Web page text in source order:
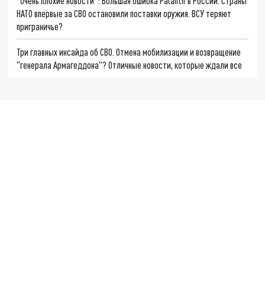
НАТО впервые за СВО остановили поставки оружия. ВСУ теряют
приграничье?
Три главных инсайда об СВО. Отмена мобилизации и возвращение
"генерала Армагеддона"? Отличные новости, которые ждали все